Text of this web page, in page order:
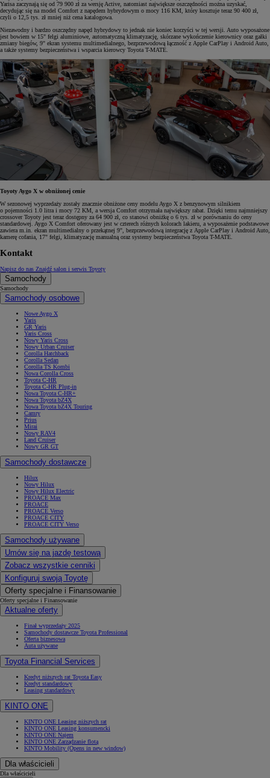
Yarisa zaczynają się od 79 900 zł za wersję Active, natomiast największe oszczędności można uzyskać,
decydując się na model Comfort z napędem hybrydowym o mocy 116 KM, który kosztuje teraz 90 400 zł,
czyli o 12,5 tys. zł mniej niż cena katalogowa.
Niezawodny i bardzo oszczędny napęd hybrydowy to jednak nie koniec korzyści w tej wersji. Auto wyposażone
jest bowiem w 15" felgi aluminiowe, automatyczną klimatyzację, skórzane wykończenie kierownicy oraz gałki
zmiany biegów, 9" ekran systemu multimedialnego, bezprzewodową łączność z Apple CarPlay i Android Auto,
a także systemy bezpieczeństwa i wsparcia kierowcy Toyota T-MATE.
Toyoty Aygo X w obniżonej cenie
W sezonowej wyprzedaży zostały znacznie obniżone ceny modelu Aygo X z benzynowym silnikiem
o pojemności 1.0 litra i mocy 72 KM, a wersja Comfort otrzymała największy rabat. Dzięki temu najmniejszy
crossover Toyoty jest teraz dostępny za 64 900 zł, co stanowi obniżkę o 6 tys. zł w porównaniu do ceny
standardowej. Aygo X Comfort oferowany jest w czterech różnych kolorach lakieru, a wyposażenie podstawowe
zawiera m.in. ekran multimedialny o przekątnej 9", bezprzewodową integrację z Apple CarPlay i Android Auto,
kamerę cofania, 17" felgi, klimatyzację manualną oraz systemy bezpieczeństwa Toyota T-MATE.
Kontakt
Napisz do nas Znajdź salon i serwis Toyoty
Samochody
Samochody
Samochody osobowe
Nowe Aygo X
Yaris
GR Yaris
Yaris Cross
Nowy Yaris Cross
Nowy Urban Cruiser
Corolla Hatchback
Corolla Sedan
Corolla TS Kombi
Nowa Corolla Cross
Toyota C-HR
Toyota C-HR Plug-in
Nowa Toyota C-HR+
Nowa Toyota bZ4X
Nowa Toyota bZ4X Touring
Camry
Prius
Mirai
Nowy RAV4
Land Cruiser
Nowy GR GT
Samochody dostawcze
Hilux
Nowy Hilux
Nowy Hilux Electric
PROACE Max
PROACE
PROACE Verso
PROACE CITY
PROACE CITY Verso
Samochody używane
Umów się na jazdę testową
Zobacz wszystkie cenniki
Konfiguruj swoją Toyotę
Oferty specjalne i Finansowanie
Oferty specjalne i Finansowanie
Aktualne oferty
Finał wyprzedaży 2025
Samochody dostawcze Toyota Professional
Oferta biznesowa
Auta używane
Toyota Financial Services
Kredyt niższych rat Toyota Easy
Kredyt standardowy
Leasing standardowy
KINTO ONE
KINTO ONE Leasing niższych rat
KINTO ONE Leasing konsumencki
KINTO ONE Najem
KINTO ONE Zarządzanie flotą
KINTO Mobility (Opens in new window)
Dla właścicieli
Dla właścicieli